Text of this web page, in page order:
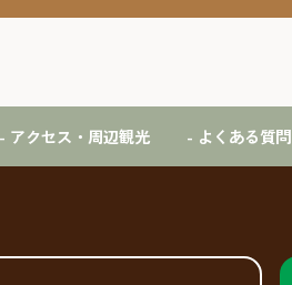
- アクセス・周辺観光 - よくある質問